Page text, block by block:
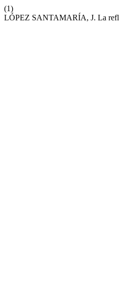
(1)
LÓPEZ SANTAMARÍA, J. La